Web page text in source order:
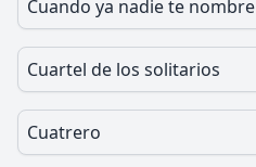
Cuando ya nadie te nombre
Cuartel de los solitarios
Cuatrero